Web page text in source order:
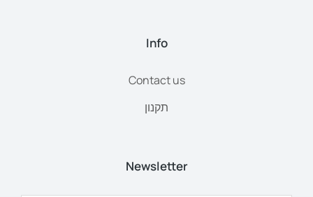
Info
Contact us
תקנון
Newsletter